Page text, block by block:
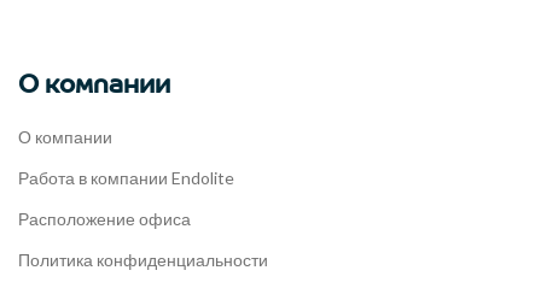
О компании
О компании
Работа в компании Endolite
Расположение офиса
Политика конфиденциальности